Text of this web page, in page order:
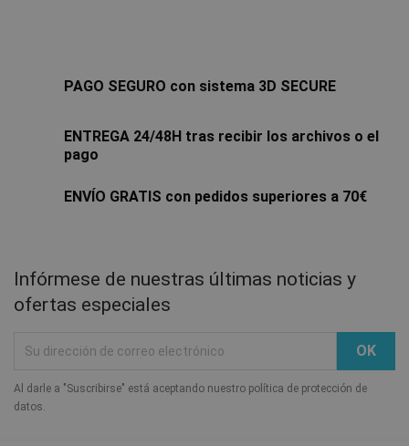
PAGO SEGURO con sistema 3D SECURE
ENTREGA 24/48H tras recibir los archivos o el
pago
ENVÍO GRATIS con pedidos superiores a 70€
Infórmese de nuestras últimas noticias y
ofertas especiales
Al darle a "Suscribirse" está aceptando nuestro política de protección de
datos.